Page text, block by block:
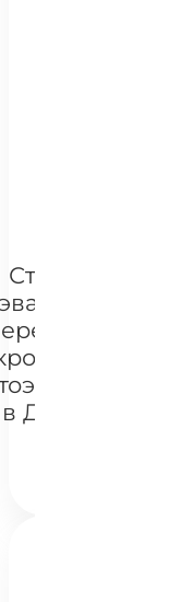
+
Стоимость
и
в Дулепово